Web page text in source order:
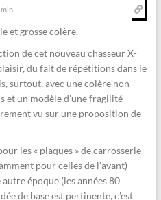
min
et grosse colère.
de cet nouveau chasseur X-
du fait de répétitions dans le
surtout, avec une colère non
et un modèle d’une fragilité
vu sur une proposition de
les « plaques » de carrosserie
pour celles de l’avant)
époque (les années 80
de base est pertinente, c’est